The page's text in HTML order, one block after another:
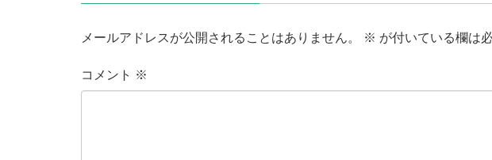
メールアドレスが公開されることはありません。 ※ が付いている欄は
コメント ※